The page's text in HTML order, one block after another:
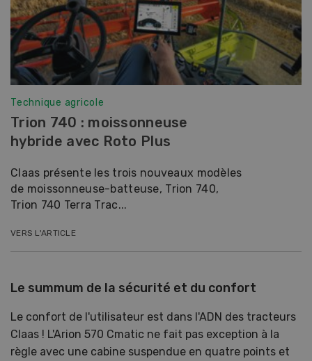
Technique agricole
Trion 740 : moissonneuse
hybride avec Roto Plus
Claas présente les trois nouveaux modèles
de moissonneuse-batteuse, Trion 740,
Trion 740 Terra Trac...
VERS L'ARTICLE
Le summum de la sécurité et du confort
Le confort de l'utilisateur est dans l'ADN des tracteurs
Claas ! L'Arion 570 Cmatic ne fait pas exception à la
règle avec une cabine suspendue en quatre points et